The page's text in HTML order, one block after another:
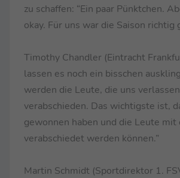
zu schaffen: “Ein paar Pünktchen.
okay. Für uns war die Saison richtig
Timothy Chandler (Eintracht
lassen es noch ein bisschen
werden die Leute, die uns
verabschieden. Das wichtigste ist,
gewonnen haben und die Leute mit
verabschiedet werden können.”
Martin Schmidt (Sportdirektor 1.